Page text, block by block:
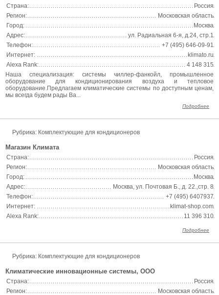
Страна:
Россия
Регион:
Московская область
Город:
Москва
Адрес:
ул. Радиальная 6-я, д.24, стр.1
Телефон:
+7 (495) 646-09-91
Интернет:
klimato.ru
Alexa Rank:
4 148 315
Наша специализация: системы чиллер-фанкойл, промышленное
оборудование для кондиционирования воздуха и тепловое
оборудование.Предлагаем климатические системы по доступным ценам,
мы всегда будем рады Ва...
Подробнее
Рубрика: Комплектующие для кондиционеров
Магазин Климата
Страна:
Россия
Регион:
Московская область
Город:
Москва
Адрес:
Москва, ул. Почтовая Б., д. 22.,стр. 8
Телефон:
+7 (495) 6407937
Интернет:
klimat-shop.com
Alexa Rank:
11 396 310
Подробнее
Рубрика: Комплектующие для кондиционеров
Климатические инновационные системы, ООО
Страна:
Россия
Регион:
Московская область